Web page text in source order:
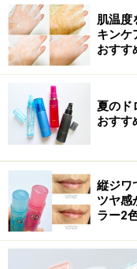
テムです。しかし、
をのせると、うまく
然に見えてしまうこ
肌温度
キンケ
おすす
夏のド
おすす
縦ジワ
ツヤ感
ラー2